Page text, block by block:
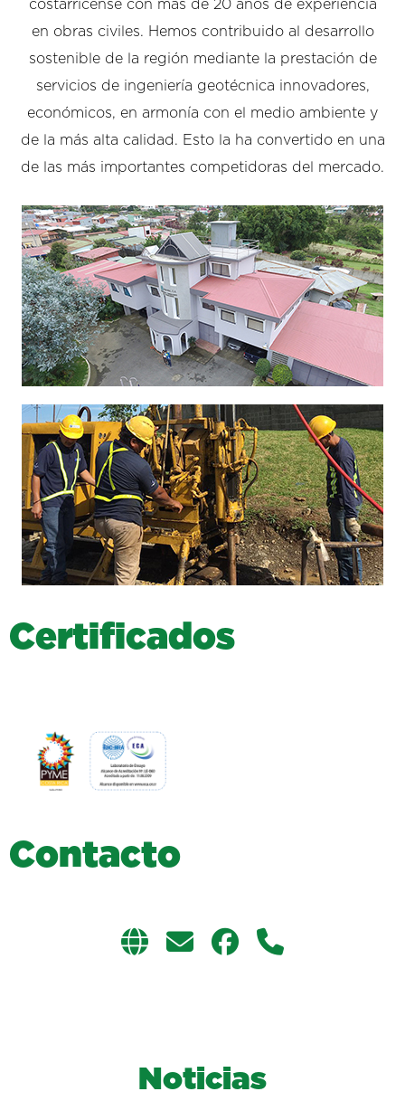
costarricense con más de 20 años de experiencia
en obras civiles. Hemos contribuido al desarrollo
sostenible de la región mediante la prestación de
servicios de ingeniería geotécnica innovadores,
económicos, en armonía con el medio ambiente y
de la más alta calidad. Esto la ha convertido en una
de las más importantes competidoras del mercado.
Certificad os
Contacto
Noticias